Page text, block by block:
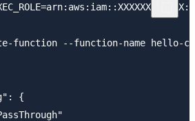
function --function-name hello-
{